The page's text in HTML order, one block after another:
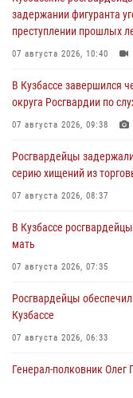
задержании фигуранта
преступлении прошлых
07 августа 2026, 10:40
В Кузбассе завершился
округа Росгвардии по
07 августа 2026, 09:38
Росгвардейцы
серию хищений из
07 августа 2026, 08:37
В Кузбассе
мать
07 августа 2026, 07:35
Росгвардейцы
Кузбассе
07 августа 2026, 06:33
Генерал-полковник Олег